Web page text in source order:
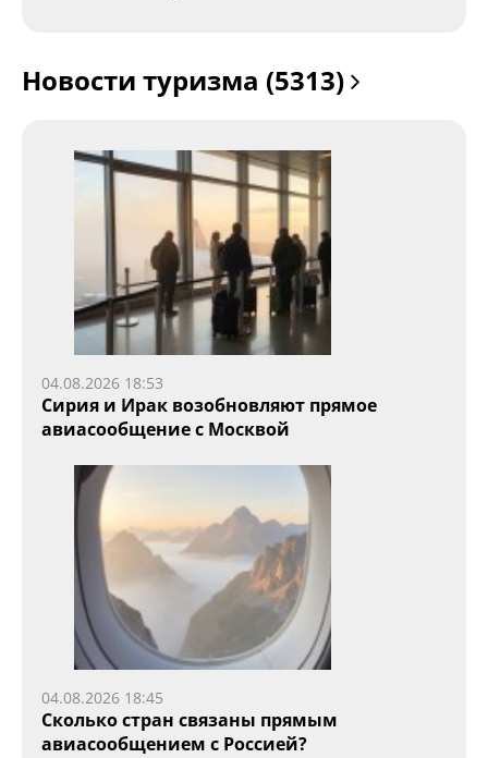
Новости туризма (5313)
04.08.2026 18:53
Сирия и Ирак возобновляют прямое
авиасообщение с Москвой
04.08.2026 18:45
Сколько стран связаны прямым
авиасообщением с Россией?